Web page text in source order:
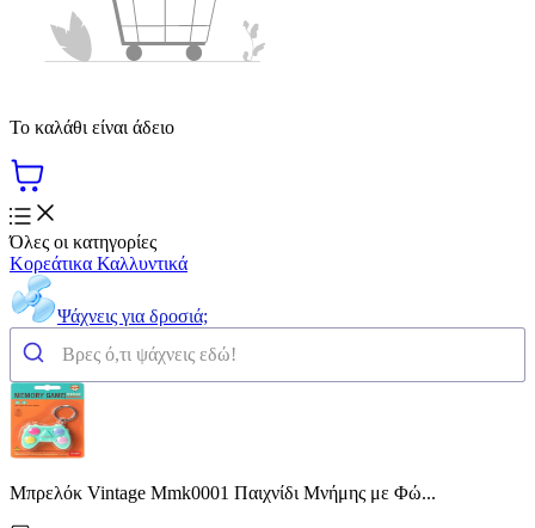
Το καλάθι είναι άδειο
Όλες οι κατηγορίες
Κορεάτικα Καλλυντικά
Ψάχνεις για δροσιά;
Μπρελόκ Vintage Mmk0001 Παιχνίδι Μνήμης με Φώ...